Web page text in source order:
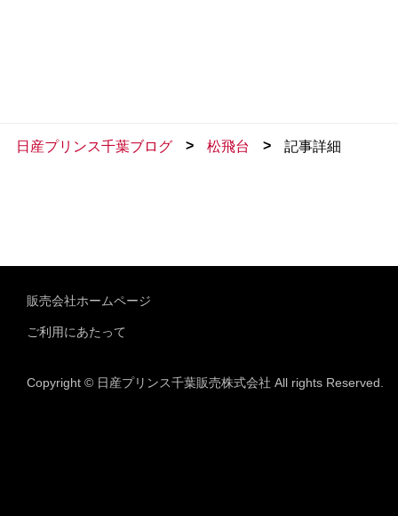
日産プリンス千葉ブログ > 松飛台 > 記事詳細
販売会社ホームページ
ご利用にあたって
Copyright © 日産プリンス千葉販売株式会社 All rights Reserved.